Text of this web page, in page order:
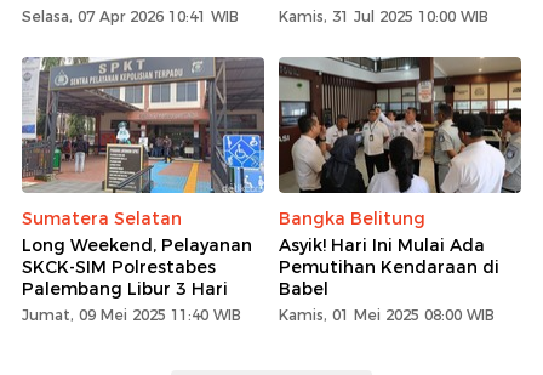
Selasa, 07 Apr 2026 10:41 WIB Kamis, 31 Jul 2025 10:00 WIB
Sumatera Selatan
Long Weekend, Pelayanan
SKCK-SIM Polrestabes
Palembang Libur 3 Hari
Jumat, 09 Mei 2025 11:40 WIB
Bangka Belitung
Asyik! Hari Ini Mulai Ada
Pemutihan Kendaraan di
Babel
Kamis, 01 Mei 2025 08:00 WIB